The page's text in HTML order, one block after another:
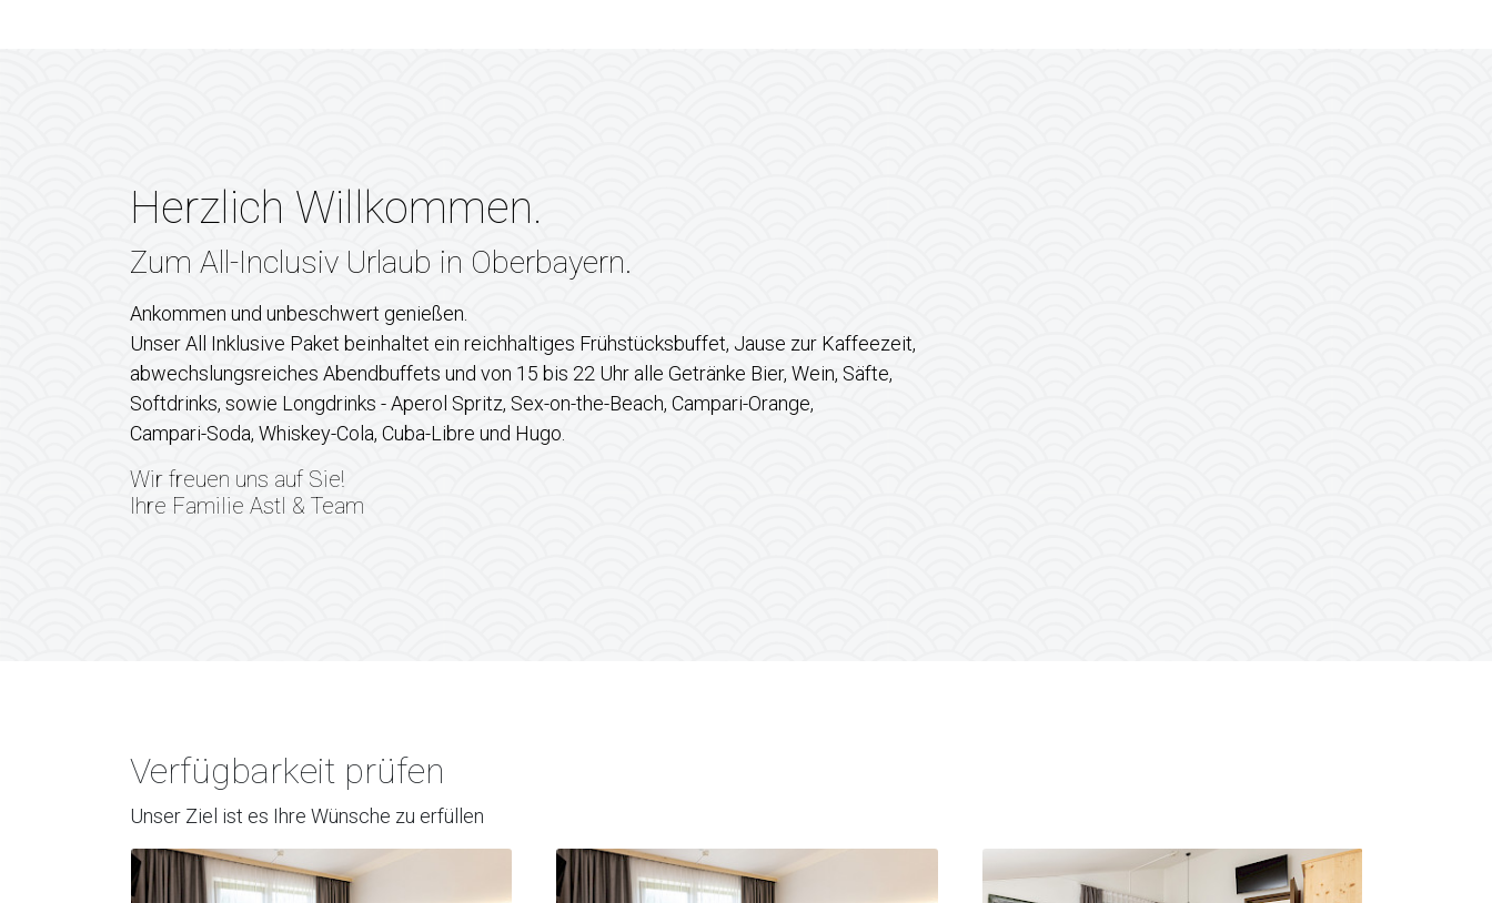
Herzlich Willkommen.
Zum All-Inclusiv Urlaub in Oberbayern.
Ankommen und unbeschwert genießen.
Unser All Inklusive Paket beinhaltet ein reichhaltiges Frühstücksbuffet, Jause zur Kaffeezeit,
abwechslungsreiches Abendbuffets und von 15 bis 22 Uhr alle Getränke Bier, Wein, Säfte,
Softdrinks, sowie Longdrinks - Aperol Spritz, Sex-on-the-Beach, Campari-Orange,
Campari-Soda, Whiskey-Cola, Cuba-Libre und Hugo.
Wir freuen uns auf Sie!
Ihre Familie Astl & Team
Verfügbarkeit prüfen
Unser Ziel ist es Ihre Wünsche zu erfüllen